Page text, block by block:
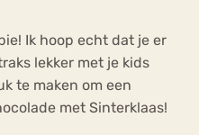
Ik hoop echt dat je er
lekker met je kids
te maken om een
met Sinterklaas!